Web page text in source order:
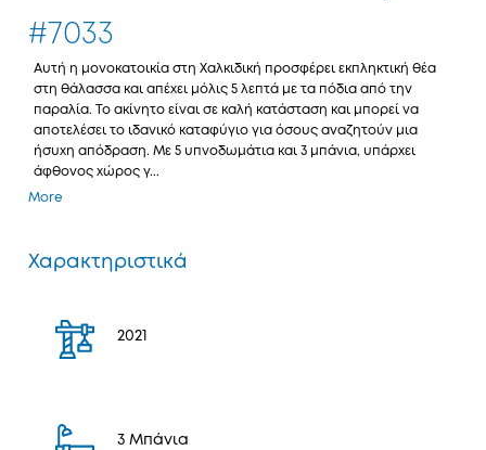
#7033
Αυτή η μονοκατοικία στη Χαλκιδική προσφέρει εκπληκτική θέα
στη θάλασσα και απέχει μόλις 5 λεπτά με τα πόδια από την
παραλία. Το ακίνητο είναι σε καλή κατάσταση και μπορεί να
αποτελέσει το ιδανικό καταφύγιο για όσους αναζητούν μια
ήσυχη απόδραση. Με 5 υπνοδωμάτια και 3 μπάνια, υπάρχει
άφθονος χώρος γ...
More
Χαρακτηριστικά
2021
3 Μπάνια